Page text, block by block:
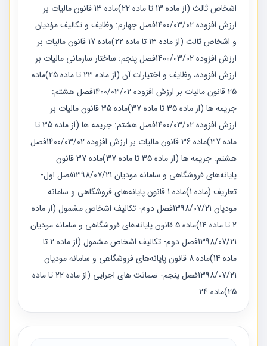
اشخاص ثالث (از ماده 13 تا ماده 22)ماده 13 قانون مالیات بر
ارزش افزوده 1400/03/02فصل چهارم: وظایف و تکالیف مؤدیان
و اشخاص ثالث (از ماده 13 تا ماده 22)ماده 17 قانون مالیات بر
ارزش افزوده 1400/03/02فصل پنجم: ساختار سازمانی مالیات بر
ارزش افزوده، وظایف و اختیارات آن (از ماده 23 تا ماده 25)ماده
25 قانون مالیات بر ارزش افزوده 1400/03/02فصل هشتم:
جریمه ها (از ماده 35 تا ماده 37)ماده 35 قانون مالیات بر
ارزش افزوده 1400/03/02فصل هشتم: جریمه ها (از ماده 35 تا
ماده 37)ماده 36 قانون مالیات بر ارزش افزوده 1400/03/02فصل
هشتم: جریمه ها (از ماده 35 تا ماده 37)ماده 37 قانون
پایانه‌های فروشگاهی و سامانه مودیان 1398/07/21فصل اول-
تعاریف (ماده 1)ماده 1 قانون پایانه‌های فروشگاهی و سامانه
مودیان 1398/07/21فصل دوم- تکالیف اشخاص مشمول (از ماده
2 تا ماده 14)ماده 5 قانون پایانه‌های فروشگاهی و سامانه مودیان
1398/07/21فصل دوم- تکالیف اشخاص مشمول (از ماده 2 تا
ماده 14)ماده 8 قانون پایانه‌های فروشگاهی و سامانه مودیان
1398/07/21فصل پنجم- ضمانت های اجرایی (از ماده 22 تا ماده
25)ماده 24